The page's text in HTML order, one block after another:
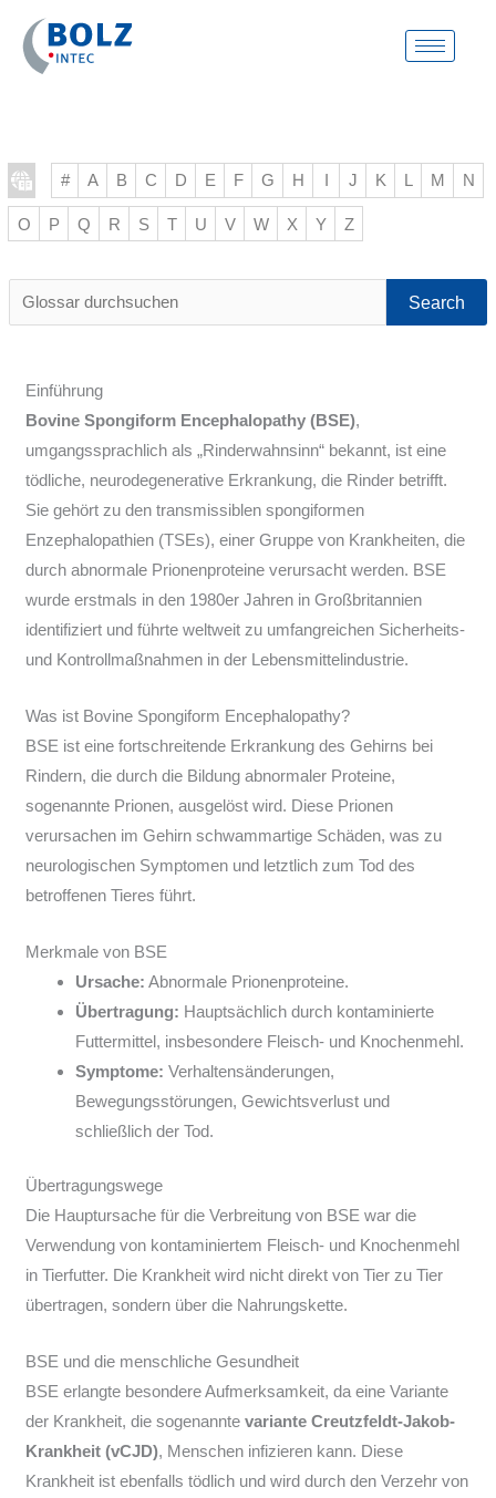
Inhalt
springen
# A B C D E F G H I J K L M N
O P Q R S T U V W X Y Z
Glossar
durchsuchen
Einführung
Bovine Spongiform Encephalopathy (BSE),
umgangssprachlich als „Rinderwahnsinn“ bekannt, ist eine
tödliche, neurodegenerative Erkrankung, die Rinder betrifft.
Sie gehört zu den transmissiblen spongiformen
Enzephalopathien (TSEs), einer Gruppe von Krankheiten, die
durch abnormale Prionenproteine verursacht werden. BSE
wurde erstmals in den 1980er Jahren in Großbritannien
identifiziert und führte weltweit zu umfangreichen Sicherheits-
und Kontrollmaßnahmen in der Lebensmittelindustrie.
Was ist Bovine Spongiform Encephalopathy?
BSE ist eine fortschreitende Erkrankung des Gehirns bei
Rindern, die durch die Bildung abnormaler Proteine,
sogenannte Prionen, ausgelöst wird. Diese Prionen
verursachen im Gehirn schwammartige Schäden, was zu
neurologischen Symptomen und letztlich zum Tod des
betroffenen Tieres führt.
Merkmale von BSE
Ursache: Abnormale Prionenproteine.
Übertragung: Hauptsächlich durch kontaminierte
Futtermittel, insbesondere Fleisch- und Knochenmehl.
Symptome: Verhaltensänderungen,
Bewegungsstörungen, Gewichtsverlust und
schließlich der Tod.
Übertragungswege
Die Hauptursache für die Verbreitung von BSE war die
Verwendung von kontaminiertem Fleisch- und Knochenmehl
in Tierfutter. Die Krankheit wird nicht direkt von Tier zu Tier
übertragen, sondern über die Nahrungskette.
BSE und die menschliche Gesundheit
BSE erlangte besondere Aufmerksamkeit, da eine Variante
der Krankheit, die sogenanntevariante Creutzfeldt-Jakob-
Krankheit (vCJD), Menschen infizieren kann. Diese
Krankheit ist ebenfalls tödlich und wird durch den Verzehr von